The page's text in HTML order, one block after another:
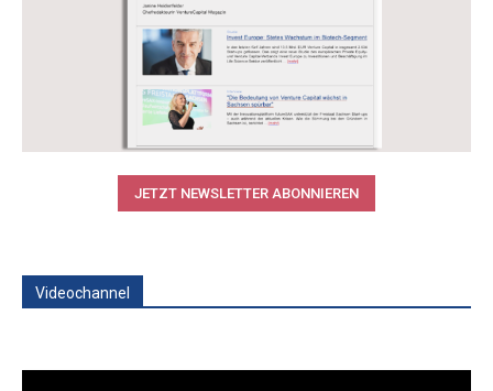
JETZT NEWSLETTER ABONNIEREN
Videochannel